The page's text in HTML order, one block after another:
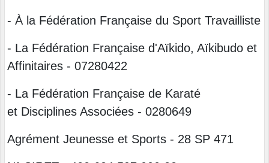
- À la Fédération Française du Sport Travailliste
- La Fédération Française d'Aïkido, Aïkibudo et
Affinitaires - 07280422
- La Fédération Française de Karaté
et Disciplines Associées - 0280649
Agrément Jeunesse et Sports - 28 SP 471